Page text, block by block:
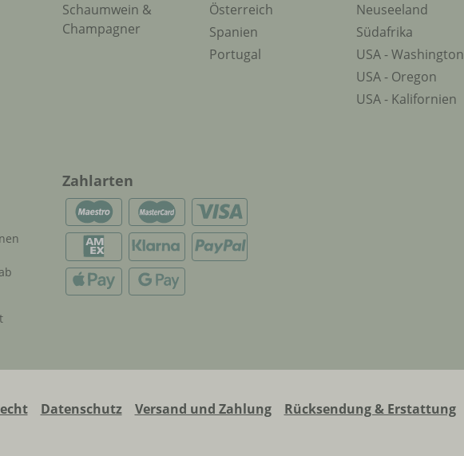
Schaumwein &
Champagner
Österreich
Spanien
Portugal
Neuseeland
Südafrika
USA - Washington
USA - Oregon
USA - Kalifornien
Zahlarten
Datenschutz Versand und Zahlung Rücksendung & Erstattung